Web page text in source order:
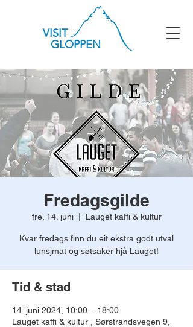
VISIT
GLOPPEN
Fredagsgilde
fre. 14. juni
  |
Lauget kaffi & kultur
Kvar fredags finn du eit ekstra godt utval
lunsjmat og søtsaker hjå Lauget!
Tid & stad
14. juni 2024, 10:00 – 18:00
Lauget kaffi & kultur , Sørstrandsvegen 9,